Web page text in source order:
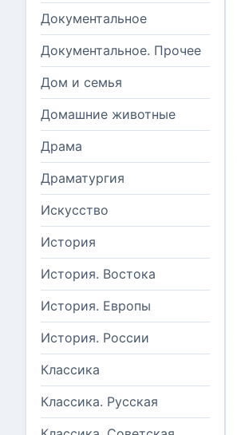
Документальное
Документальное. Прочее
Дом и семья
Домашние животные
Драма
Драматургия
Искусство
История
История. Востока
История. Европы
История. России
Классика
Классика. Русская